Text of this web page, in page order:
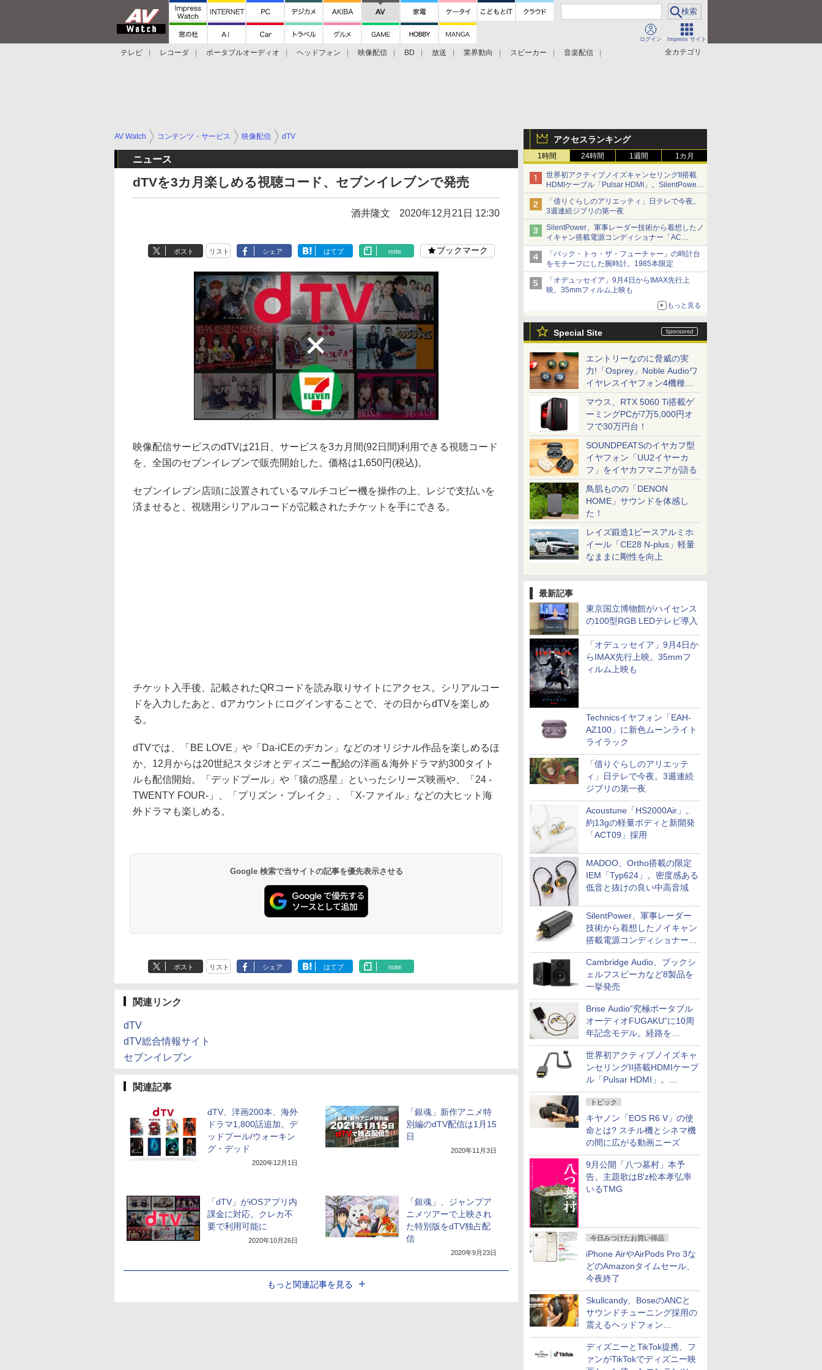
ログイン Impress サイト
全カテゴリ
テレビ レコーダ ポータブルオーディオ ヘッドフォン 映像配信 BD 放送 業界動向 スピーカー
音楽配信
アクセスランキング
1時間 24時間 1週間 1カ月
世界初アクティブノイズキャンセリングII搭載
HDMIケーブル「Pulsar HDMI」。SilentPower
から
「借りぐらしのアリエッティ」日テレで今夜。
3週連続ジブリの第一夜
SilentPower、軍事レーダー技術から着想したノ
イキャン搭載電源コンディショナー「AC
iPurifier2」
「バック・トゥ・ザ・フューチャー」の時計台
をモチーフにした腕時計。1985本限定
「オデュッセイア」9月4日からIMAX先行上
映。35mmフィルム上映も
もっと見る
Special Site
エントリーなのに脅威の実
力!「Osprey」Noble Audioワ
イヤレスイヤフォン4機種を
一気に聴く
マウス、RTX 5060 Ti搭載ゲ
ーミングPCが7万5,000円オ
フで30万円台！
SOUNDPEATSのイヤカフ型
イヤフォン「UU2イヤーカ
フ」をイヤカフマニアが語る
鳥肌ものの「DENON
HOME」サウンドを体感し
た！
レイズ鍛造1ピースアルミホ
イール「CE28 N-plus」軽量
なままに剛性を向上
最新記事
東京国立博物館がハイセンス
の100型RGB LEDテレビ導入
「オデュッセイア」9月4日か
らIMAX先行上映。35mmフ
ィルム上映も
Technicsイヤフォン「EAH-
AZ100」に新色ムーンライト
ライラック
「借りぐらしのアリエッテ
ィ」日テレで今夜。3週連続
ジブリの第一夜
Acoustune「HS2000Air」。
約13gの軽量ボディと新開発
「ACT09」採用
MADOO、Ortho搭載の限定
IEM「Typ624」。密度感ある
低音と抜けの良い中高音域
SilentPower、軍事レーダー
技術から着想したノイキャン
搭載電源コンディショナー
「AC iPurifier2」
Cambridge Audio、ブックシ
ェルフスピーカなど8製品を
一挙発売
Brise Audio“究極ポータブル
オーディオFUGAKU”に10周
年記念モデル。経路を
NISHIKIで統一。400万円
世界初アクティブノイズキャ
ンセリングII搭載HDMIケーブ
ル「Pulsar HDMI」。
SilentPowerから
トピック
キヤノン「EOS R6 V」の使
命とは? スチル機とシネマ機
の間に広がる動画ニーズ
9月公開「八つ墓村」本予
告。主題歌はB'z松本孝弘率
いるTMG
今日みつけたお買い得品
iPhone AirやAirPods Pro 3な
どのAmazonタイムセール、
今夜終了
Skullcandy、BoseのANCと
サウンドチューニング採用の
震えるヘッドフォン
「Crusher 1080 ANC」
ディズニーとTikTok提携、フ
ァンがTikTokでディズニー映
AV Watch コンテンツ・サービス 映像配信 dTV
ニュース
dTVを3カ月楽しめる視聴コード、セブンイレブンで発売
酒井隆文 2020年12月21日 12:30
ポスト リスト シェア はてブ note ブックマーク
映像配信サービスのdTVは21日、サービスを3カ月間(92日間)利用できる視聴コード
を、全国のセブンイレブンで販売開始した。価格は1,650円(税込)。
セブンイレブン店頭に設置されているマルチコピー機を操作の上、レジで支払いを
済ませると、視聴用シリアルコードが記載されたチケットを手にできる。
チケット入手後、記載されたQRコードを読み取りサイトにアクセス。シリアルコー
ドを入力したあと、dアカウントにログインすることで、その日からdTVを楽しめ
る。
dTVでは、「BE LOVE」や「Da-iCEのヂカン」などのオリジナル作品を楽しめるほ
か、12月からは20世紀スタジオとディズニー配給の洋画＆海外ドラマ約300タイト
ルも配信開始。「デッドプール」や「猿の惑星」といったシリーズ映画や、「24 -
TWENTY FOUR-」、「プリズン・ブレイク」、「X-ファイル」などの大ヒット海
外ドラマも楽しめる。
Google 検索で当サイトの記事を優先表示させる
ポスト リスト シェア はてブ note
関連リンク
dTV
dTV総合情報サイト
セブンイレブン
関連記事
dTV、洋画200本、海外
ドラマ1,800話追加。デ
ッドプール/ウォーキン
グ・デッド
2020年12月1日
「銀魂」新作アニメ特
別編のdTV配信は1月15
日
2020年11月3日
「dTV」がiOSアプリ内
課金に対応。クレカ不
要で利用可能に
2020年10月26日
「銀魂」、ジャンプア
ニメツアーで上映され
た特別版をdTV独占配
信
2020年9月23日
もっと関連記事を見る